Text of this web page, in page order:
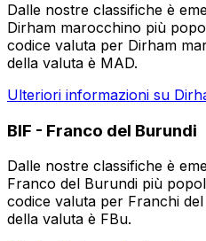
Dalle nostre classifiche è
Dirham marocchino più
codice valuta per Dirham
della valuta è MAD.
Ulteriori informazioni su
BIF - Franco del Burundi
Dalle nostre classifiche è
Franco del Burundi più
codice valuta per Franchi
della valuta è FBu.